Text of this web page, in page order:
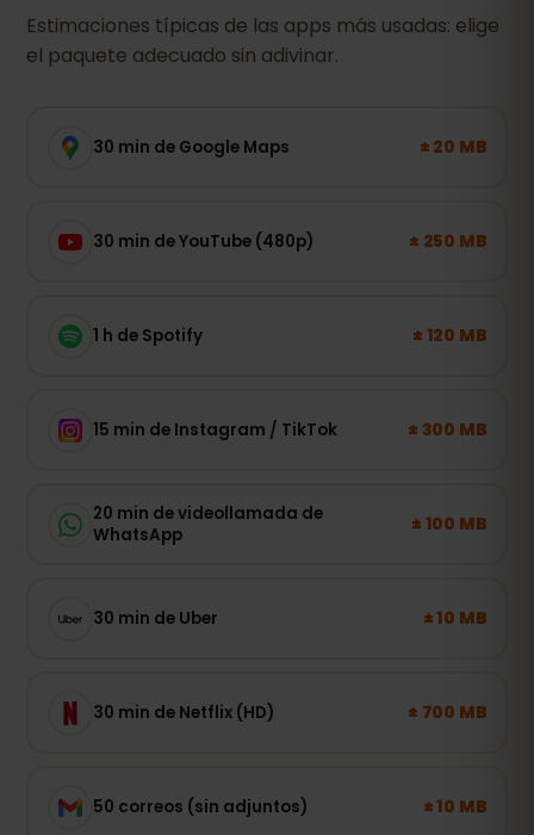
Estimaciones típicas de las apps más usadas: elige
el paquete adecuado sin adivinar.
30 min de Google Maps ± 20 MB
30 min de YouTube (480p) ± 250 MB
1 h de Spotify ± 120 MB
15 min de Instagram / TikTok ± 300 MB
20 min de videollamada de
WhatsApp
± 100 MB
30 min de Uber ± 10 MB
30 min de Netflix (HD) ± 700 MB
50 correos (sin adjuntos) ± 10 MB